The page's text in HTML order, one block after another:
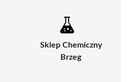
Sklep Chemiczny
Brzeg